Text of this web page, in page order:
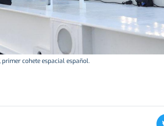
primer cohete espacial español.